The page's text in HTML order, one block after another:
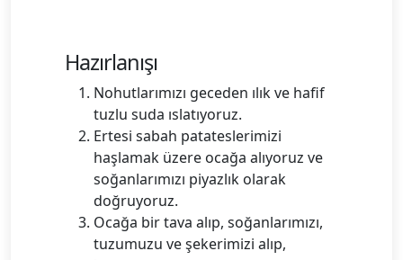
Hazırlanışı
Nohutlarımızı geceden ılık ve hafif
tuzlu suda ıslatıyoruz.
Ertesi sabah patateslerimizi
haşlamak üzere ocağa alıyoruz ve
soğanlarımızı piyazlık olarak
doğruyoruz.
Ocağa bir tava alıp, soğanlarımızı,
tuzumuzu ve şekerimizi alıp,